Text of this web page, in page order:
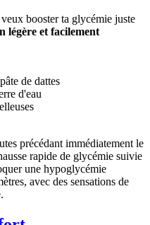
booster ta glycémie juste
légère et facilement
de dattes
d'eau
précédant immédiatement le
rapide de glycémie suivie
une hypoglycémie
avec des sensations de